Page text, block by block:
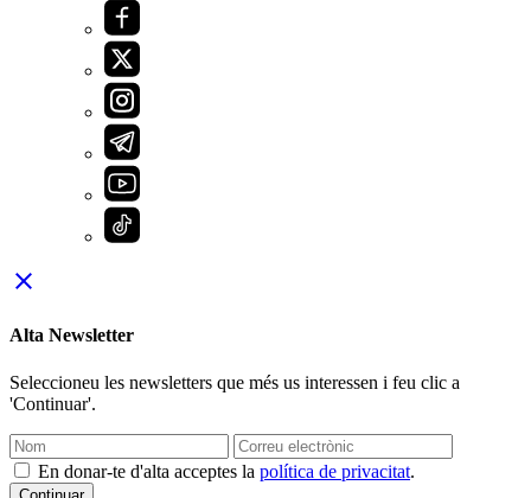
close
Alta Newsletter
Seleccioneu les newsletters que més us interessen i feu clic a
'Continuar'.
En donar-te d'alta acceptes la política de privacitat.